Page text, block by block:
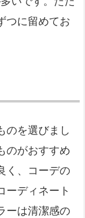
つに留めてお
のを選びまし
のがおすすめ
く、コーデの
ーディネート
ーは清潔感の